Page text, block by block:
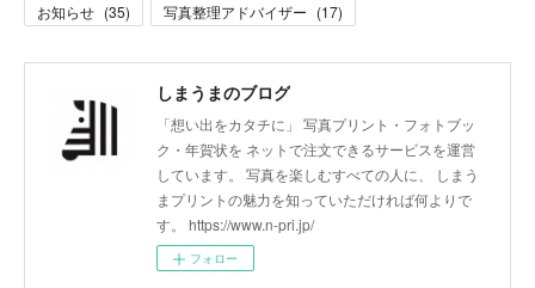
お知らせ (35) 写真整理アドバイザー (17)
しまうまのブログ
「想い出をカタチに」 写真プリント・フォトブッ
ク・年賀状を ネットで注文できるサービスを運営
しています。 写真を楽しむすべての人に、 しまう
まプリントの魅力を知っていただければ何よりで
す。 https://www.n-pri.jp/
フォロー